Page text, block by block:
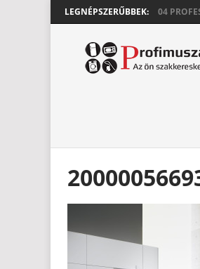
LEGNÉPSZERŰBBEK: 04